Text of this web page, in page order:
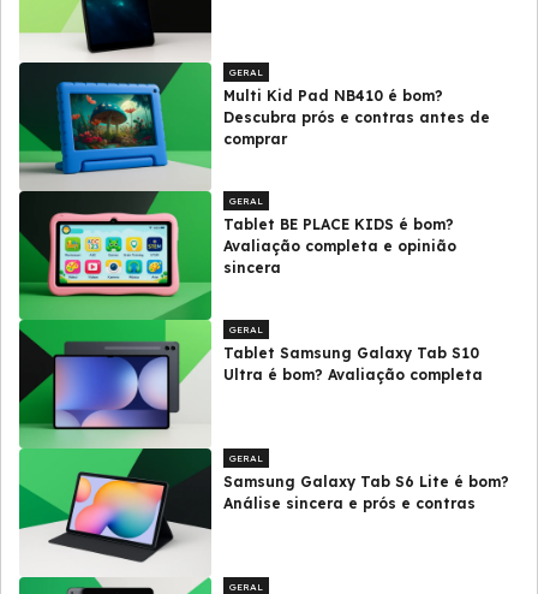
GERAL
Multi Kid Pad NB410 é bom?
Descubra prós e contras antes de
comprar
GERAL
Tablet BE PLACE KIDS é bom?
Avaliação completa e opinião
sincera
GERAL
Tablet Samsung Galaxy Tab S10
Ultra é bom? Avaliação completa
GERAL
Samsung Galaxy Tab S6 Lite é bom?
Análise sincera e prós e contras
GERAL